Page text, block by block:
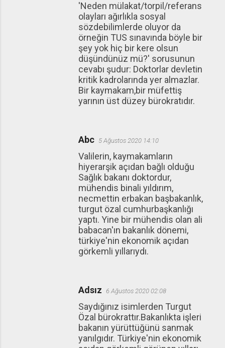
'Neden mülakat/torpil/referans
olayları ağırlıkla sosyal
sözdebilimlerde oluyor da
örneğin TUS sınavında böyle bir
şey yok hiç bir kere olsun
düşündünüz mü?' sorusunun
cevabı şudur: Doktorlar devletin
kritik kadrolarında yer almazlar.
Bir kaymakam,bir müfettiş
yarının üst düzey bürokratıdır.
Abc 5 Ağustos 2020 14:10
Valilerin, kaymakamların
hiyerarşik açıdan bağlı olduğu
Sağlık bakanı doktordur,
mühendis binali yıldırım,
necmettin erbakan başbakanlık,
turgut özal cumhurbaşkanlığı
yaptı. Yine bir mühendis olan ali
babacan'ın bakanlık dönemi,
türkiye'nin ekonomik açıdan
görkemli yıllarıydı.
Adsız 6 Ağustos 2020 02:08
Saydığınız isimlerden Turgut
Özal bürokrattır.Bakanlıkta işleri
bakanın yürüttüğünü sanmak
yanılgıdır. Türkiye'nin ekonomik